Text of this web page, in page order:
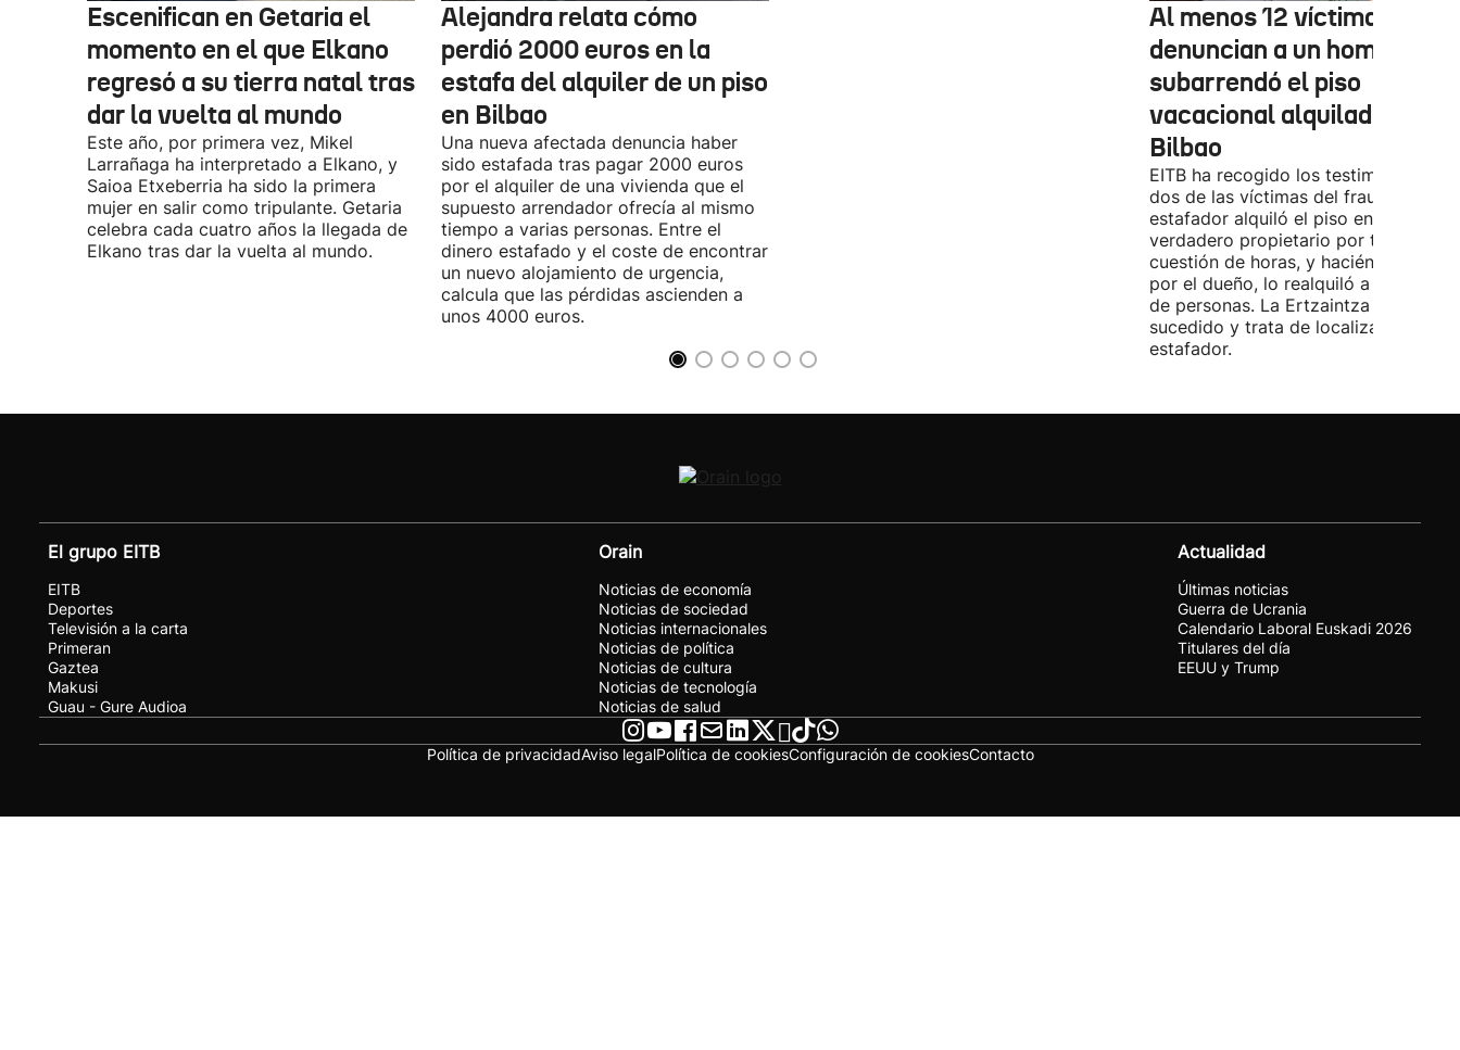
Escenifican en Getaria el
momento en el que Elkano
regresó a su tierra natal tras
dar la vuelta al mundo
Este año, por primera vez, Mikel
Larrañaga ha interpretado a Elkano, y
Saioa Etxeberria ha sido la primera
mujer en salir como tripulante. Getaria
celebra cada cuatro años la llegada de
Elkano tras dar la vuelta al mundo.
Alejandra relata cómo
perdió 2000 euros en la
estafa del alquiler de un piso
en Bilbao
Una nueva afectada denuncia haber
sido estafada tras pagar 2000 euros
por el alquiler de una vivienda que el
supuesto arrendador ofrecía al mismo
tiempo a varias personas. Entre el
dinero estafado y el coste de encontrar
un nuevo alojamiento de urgencia,
calcula que las pérdidas ascienden a
unos 4000 euros.
Al menos 12 víctimas
denuncian a un hombre
subarrendó el piso
vacacional alquilado en
Bilbao
EITB ha recogido los testimonios de
dos de las víctimas del fraude. El
estafador alquiló el piso en Airbnb a
verdadero propietario por tres días.
cuestión de horas, y haciéndose
por el dueño, lo realquiló a una
de personas. La Ertzaintza investiga
sucedido y trata de localizar al
estafador.
El grupo EITB
EITB
Deportes
Televisión a la carta
Primeran
Gaztea
Makusi
Guau - Gure Audioa
Orain
Noticias de economía
Noticias de sociedad
Noticias internacionales
Noticias de política
Noticias de cultura
Noticias de tecnología
Noticias de salud
Actualidad
Últimas noticias
Guerra de Ucrania
Calendario Laboral Euskadi 2026
Titulares del día
EEUU y Trump
Política de privacidadAviso legalPolítica de cookiesConfiguración de cookiesContacto